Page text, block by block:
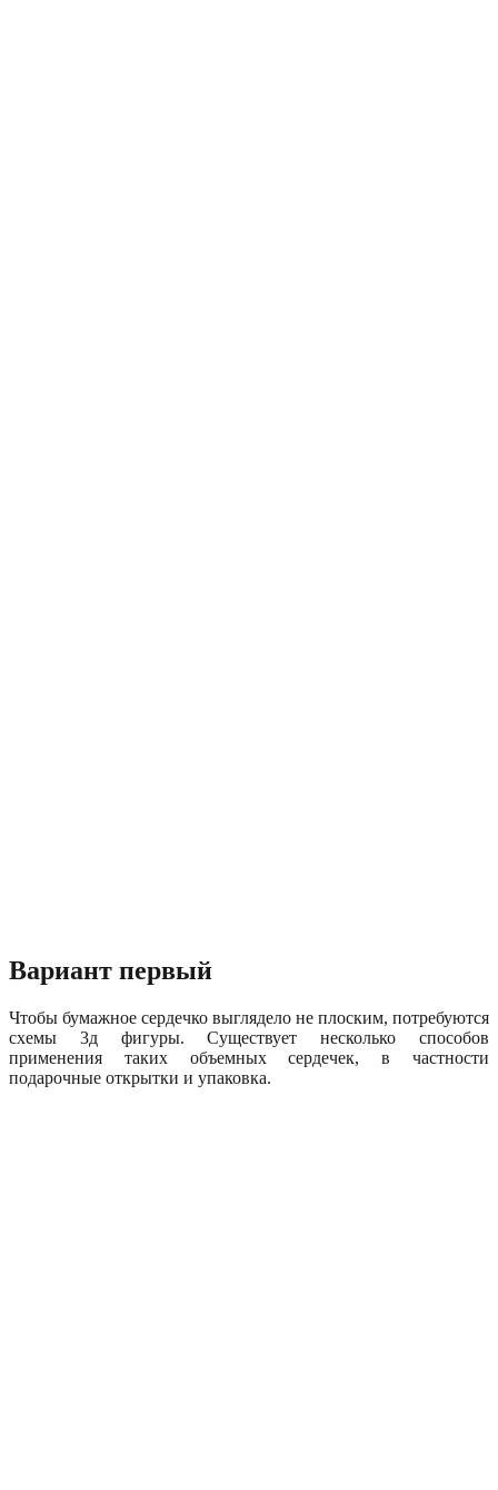
Вариант первый
Чтобы бумажное сердечко выглядело не плоским, потребуются
схемы 3д фигуры. Существует несколько способов
применения таких объемных сердечек, в частности
подарочные открытки и упаковка.